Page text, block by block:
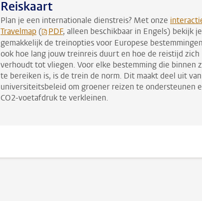
Reiskaart
Plan je een internationale dienstreis? Met onze
Travelmap ( PDF, alleen beschikbaar in Engels) bekijk je
gemakkelijk de treinopties voor Europese
ook hoe lang jouw treinreis duurt en hoe de reistijd zich
verhoudt tot vliegen. Voor elke bestemming die binnen
te bereiken is, is de trein de norm. Dit maakt deel uit
universiteitsbeleid om groener reizen te ondersteunen
CO2-voetafdruk te verkleinen.